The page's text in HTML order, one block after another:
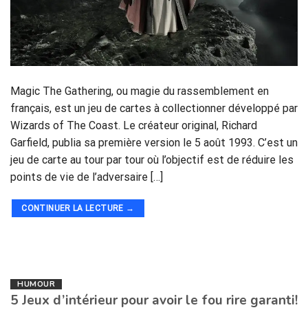
Magic The Gathering, ou magie du rassemblement en
français, est un jeu de cartes à collectionner développé par
Wizards of The Coast. Le créateur original, Richard
Garfield, publia sa première version le 5 août 1993. C’est un
jeu de carte au tour par tour où l’objectif est de réduire les
points de vie de l’adversaire […]
CONTINUER LA LECTURE →
HUMOUR
5 Jeux d’intérieur pour avoir le fou rire garanti!